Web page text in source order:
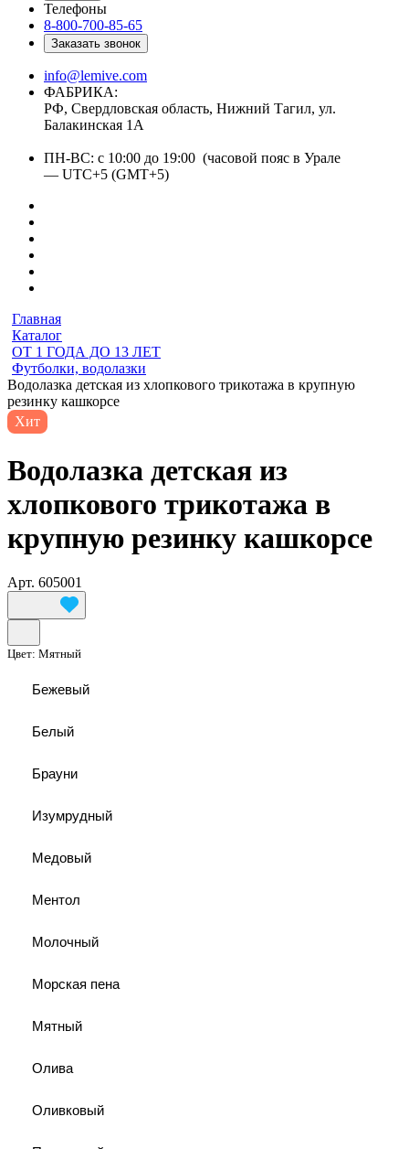
Телефоны
8-800-700-85-65
Заказать звонок
info@lemive.com
ФАБРИКА:
РФ, Свердловская область, Нижний Тагил, ул.
Балакинская 1А
ПН-ВС: с 10:00 до 19:00 (часовой пояс в Урале
— UTC+5 (GMT+5)
Главная
Каталог
ОТ 1 ГОДА ДО 13 ЛЕТ
Футболки, водолазки
Водолазка детская из хлопкового трикотажа в крупную
резинку кашкорсе
Хит
Водолазка детская из
хлопкового трикотажа в
крупную резинку кашкорсе
Арт. 605001
Цвет: Мятный
Бежевый
Белый
Брауни
Изумрудный
Медовый
Ментол
Молочный
Морская пена
Мятный
Олива
Оливковый